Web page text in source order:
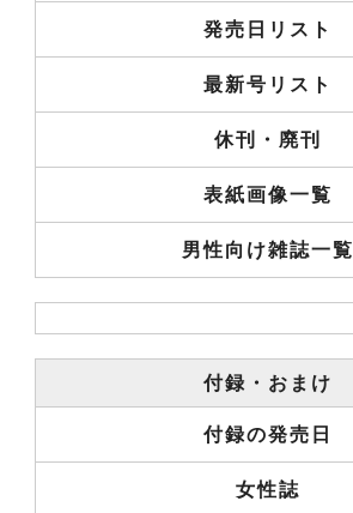
発売日リスト
最新号リスト
休刊・廃刊
表紙画像一覧
男性向け雑誌一覧
付録・おまけ
付録の発売日
女性誌